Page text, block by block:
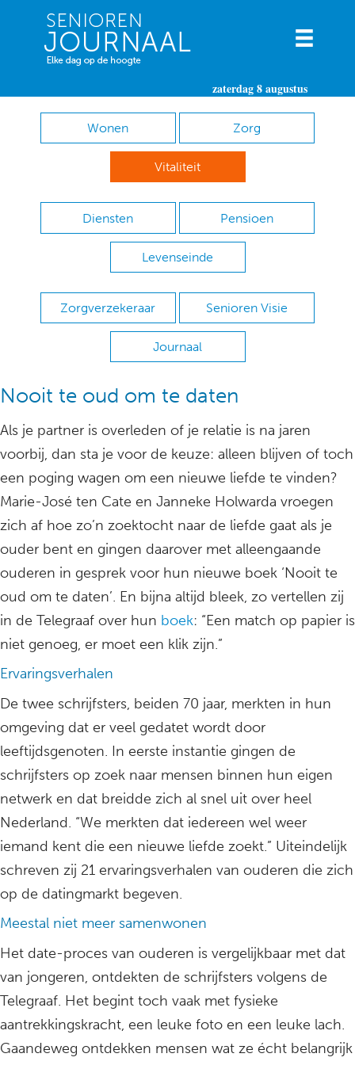
zaterdag 8 augustus
Wonen Zorg
Vitaliteit
Diensten Pensioen
Levenseinde
Zorgverzekeraar Senioren Visie
Journaal
Nooit te oud om te daten
Als je partner is overleden of je relatie is na jaren
voorbij, dan sta je voor de keuze: alleen blijven of toch
een poging wagen om een nieuwe liefde te vinden?
Marie-José ten Cate en Janneke Holwarda vroegen
zich af hoe zo’n zoektocht naar de liefde gaat als je
ouder bent en gingen daarover met alleengaande
ouderen in gesprek voor hun nieuwe boek ‘Nooit te
oud om te daten’. En bijna altijd bleek, zo vertellen zij
in de Telegraaf over hun boek: “Een match op papier is
niet genoeg, er moet een klik zijn.”
Ervaringsverhalen
De twee schrijfsters, beiden 70 jaar, merkten in hun
omgeving dat er veel gedatet wordt door
leeftijdsgenoten. In eerste instantie gingen de
schrijfsters op zoek naar mensen binnen hun eigen
netwerk en dat breidde zich al snel uit over heel
Nederland. “We merkten dat iedereen wel weer
iemand kent die een nieuwe liefde zoekt.” Uiteindelijk
schreven zij 21 ervaringsverhalen van ouderen die zich
op de datingmarkt begeven.
Meestal niet meer samenwonen
Het date-proces van ouderen is vergelijkbaar met dat
van jongeren, ontdekten de schrijfsters volgens de
Telegraaf. Het begint toch vaak met fysieke
aantrekkingskracht, een leuke foto en een leuke lach.
Gaandeweg ontdekken mensen wat ze écht belangrijk